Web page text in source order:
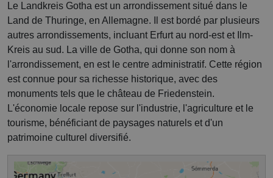
Le Landkreis Gotha est un arrondissement situé dans le
Land de Thuringe, en Allemagne. Il est bordé par plusieurs
autres arrondissements, incluant Erfurt au nord-est et Ilm-
Kreis au sud. La ville de Gotha, qui donne son nom à
l'arrondissement, en est le centre administratif. Cette région
est connue pour sa richesse historique, avec des
monuments tels que le château de Friedenstein.
L'économie locale repose sur l'industrie, l'agriculture et le
tourisme, bénéficiant de paysages naturels et d'un
patrimoine culturel diversifié.